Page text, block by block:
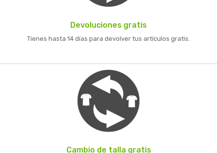
Devoluciones gratis
Tienes hasta 14 días para devolver tus artículos gratis.
Cambio de talla gratis